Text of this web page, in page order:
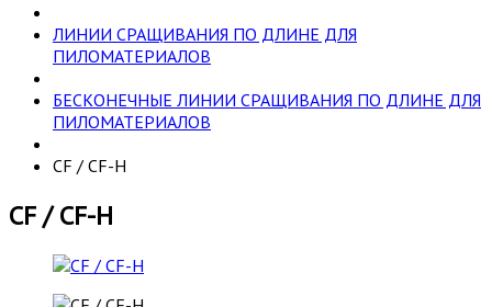
ЛИНИИ СРАЩИВАНИЯ ПО ДЛИНЕ ДЛЯ
ПИЛОМАТЕРИАЛОВ
БЕСКОНЕЧНЫЕ ЛИНИИ СРАЩИВАНИЯ ПО ДЛИНЕ ДЛЯ
ПИЛОМАТЕРИАЛОВ
CF / CF-H
CF / CF-H